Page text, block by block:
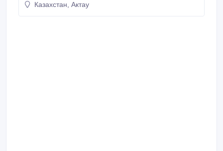
Казахстан, Актау